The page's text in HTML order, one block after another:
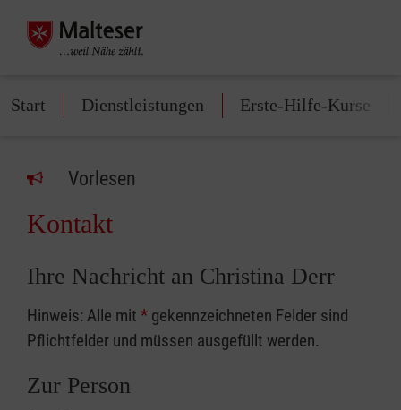
Start Dienstleistungen Erste-Hilfe-Kurse
Vorlesen
Kontakt
Ihre Nachricht an Christina Derr
Hinweis: Alle mit * gekennzeichneten Felder sind
Pflichtfelder und müssen ausgefüllt werden.
Zur Person